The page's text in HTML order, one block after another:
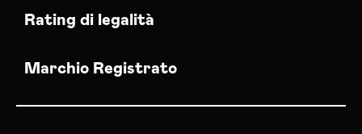
Rating di legalità
Marchio Registrato